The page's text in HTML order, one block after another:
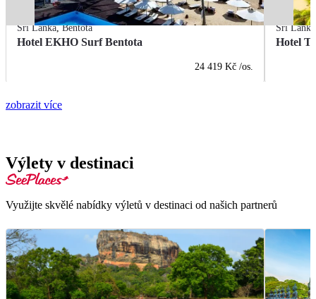
Srí Lanka,Bentota
Hotel EKHO Surf Bentota
24 419 Kč /os.
Srí Lanka
Hotel
zobrazit více
Výlety v destinaci
Využijte skvělé nabídky výletů v destinaci od našich partnerů